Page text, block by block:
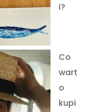
i?
Co
wart
o
kupi